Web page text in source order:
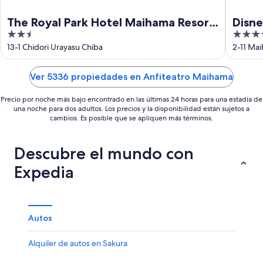
The Royal Park Hotel Maihama Resort
Tokyo Bay
2.5
out
of
13-1 Chidori Urayasu Chiba
4
out
of
5
2-11
Ver 5336 propiedades en Anfiteatro Maihama
Precio por noche más bajo encontrado en las últimas 24 horas para una estadía de
una noche para dos adultos. Los precios y la disponibilidad están sujetos a
cambios. Es posible que se apliquen más términos.
Descubre el mundo con
Expedia
Autos
Alquiler de autos en Sakura